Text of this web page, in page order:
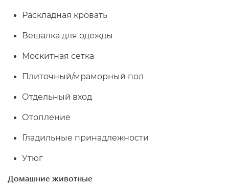
Раскладная кровать
Вешалка для одежды
Москитная сетка
Плиточный/мраморный пол
Отдельный вход
Отопление
Гладильные принадлежности
Утюг
Домашние животные